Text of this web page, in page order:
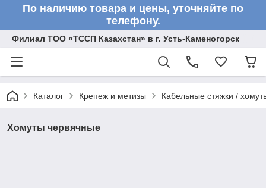
По наличию товара и цены, уточняйте по
телефону.
Филиал ТОО «ТССП Казахстан» в г. Усть-Каменогорск
Каталог Крепеж и метизы Кабельные стяжки /
Хомуты червячные